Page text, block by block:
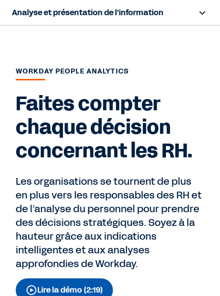
Analyse et présentation de l’information
Ressources
Nous contacter
WORKDAY PEOPLE ANALYTICS
Faites compter
chaque décision
concernant les RH.
Les organisations se tournent de plus
en plus vers les responsables des RH et
de l’analyse du personnel pour prendre
des décisions stratégiques. Soyez à la
hauteur grâce aux indications
intelligentes et aux analyses
approfondies de Workday.
Lire la démo (2:19)